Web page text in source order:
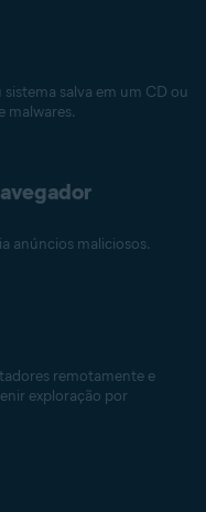
salva em um CD ou
malwares.
anúncios maliciosos.
remotamente e
exploração por